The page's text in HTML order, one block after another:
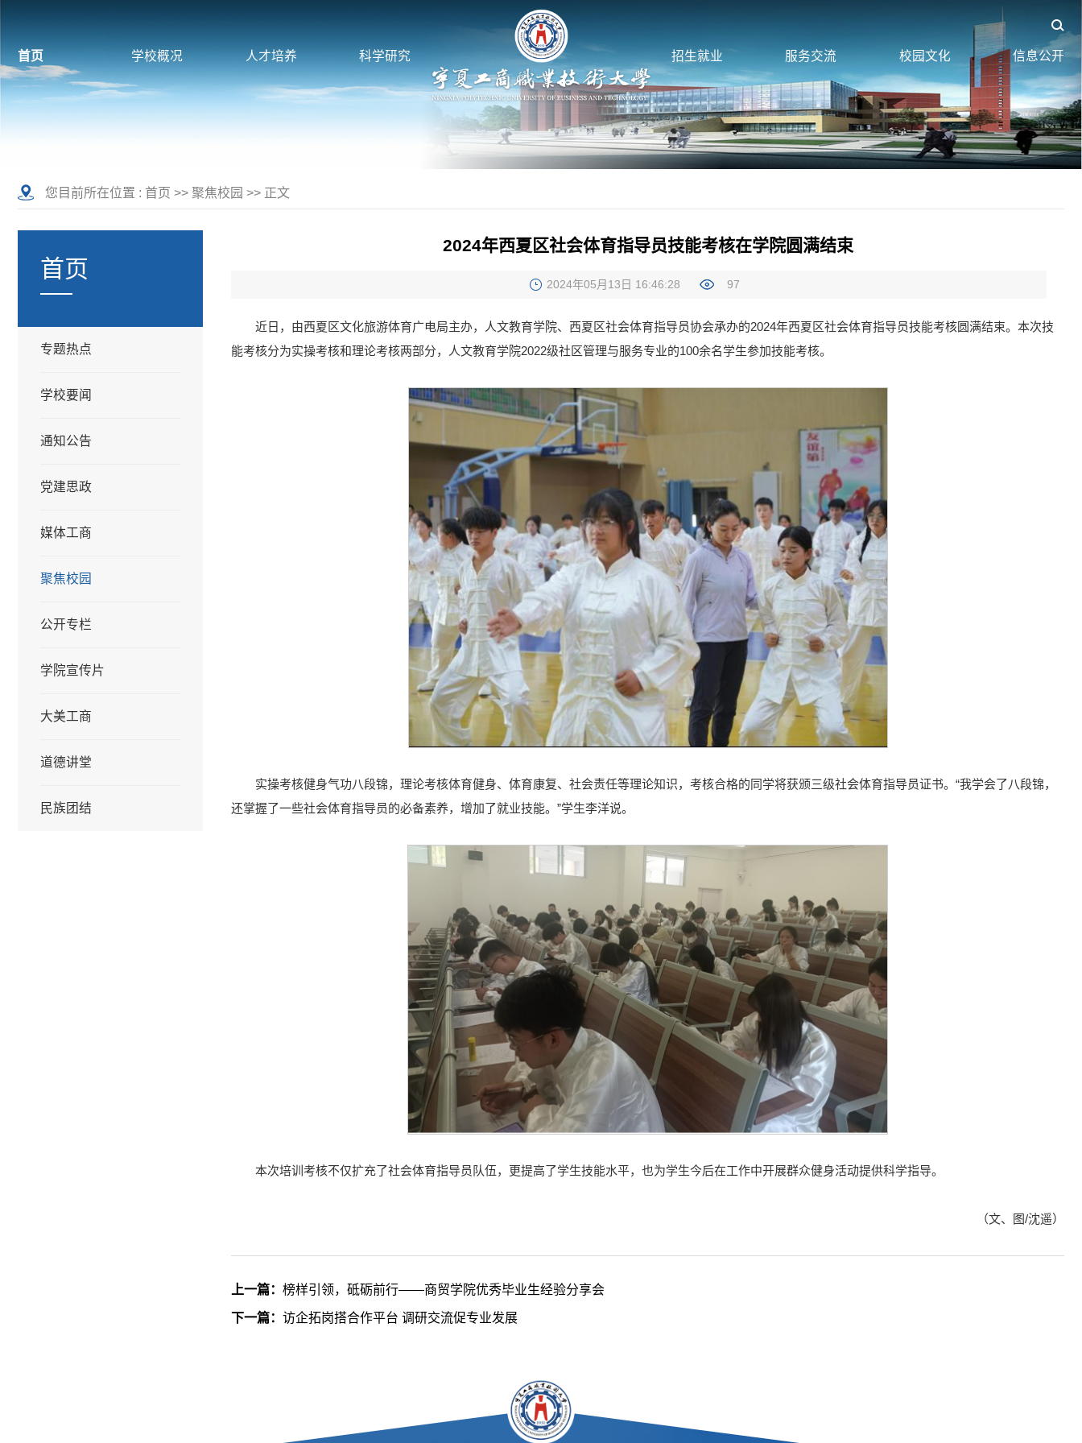
首页 学校概况 人才培养 科学研究 招生就业 服务交流 校园文化 信息公开
您目前所在位置 : 首页 >> 聚焦校园 >> 正文
首页
专题热点
学校要闻
通知公告
党建思政
媒体工商
聚焦校园
公开专栏
学院宣传片
大美工商
道德讲堂
民族团结
2024年西夏区社会体育指导员技能考核在学院圆满结束
2024年05月13日 16:46:28 97
近日，由西夏区文化旅游体育广电局主办，人文教育学院、西夏区社会体育指导员协会承办的2024年西夏区社会体育指导员技能考核圆满结束。本次技
能考核分为实操考核和理论考核两部分，人文教育学院2022级社区管理与服务专业的100余名学生参加技能考核。
实操考核健身气功八段锦，理论考核体育健身、体育康复、社会责任等理论知识，考核合格的同学将获颁三级社会体育指导员证书。“我学会了八段锦，
还掌握了一些社会体育指导员的必备素养，增加了就业技能。”学生李洋说。
本次培训考核不仅扩充了社会体育指导员队伍，更提高了学生技能水平，也为学生今后在工作中开展群众健身活动提供科学指导。
（文、图/沈遥）
上一篇： 榜样引领，砥砺前行——商贸学院优秀毕业生经验分享会
下一篇： 访企拓岗搭合作平台 调研交流促专业发展